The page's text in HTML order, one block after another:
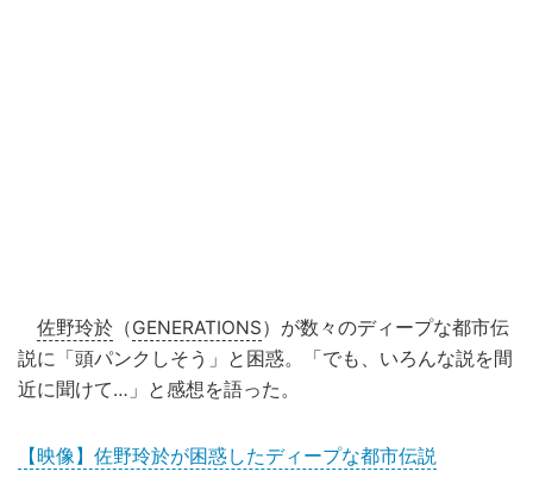
佐野玲於 （GENERATIONS）が数々のディープな都市伝
説に「頭パンクしそう」と困惑。「でも、いろんな説を間
近に聞けて…」と感想を語った。
【映像】佐野玲於が困惑したディープな都市伝説